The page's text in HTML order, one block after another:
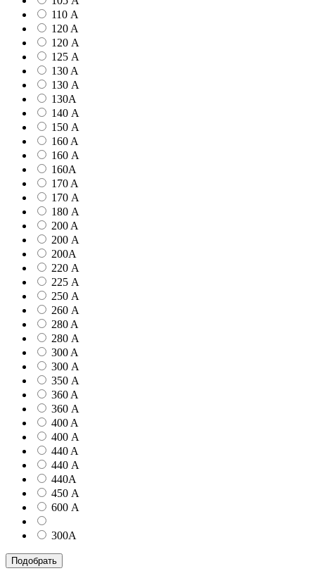
110 А
120 A
120 А
125 А
130 A
130 А
130А
140 А
150 А
160 A
160 А
160А
170 A
170 А
180 А
200 A
200 А
200А
220 А
225 А
250 А
260 А
280 A
280 А
300 A
300 А
350 А
360 A
360 А
400 A
400 А
440 A
440 А
440А
450 А
600 А
300А
Подобрать